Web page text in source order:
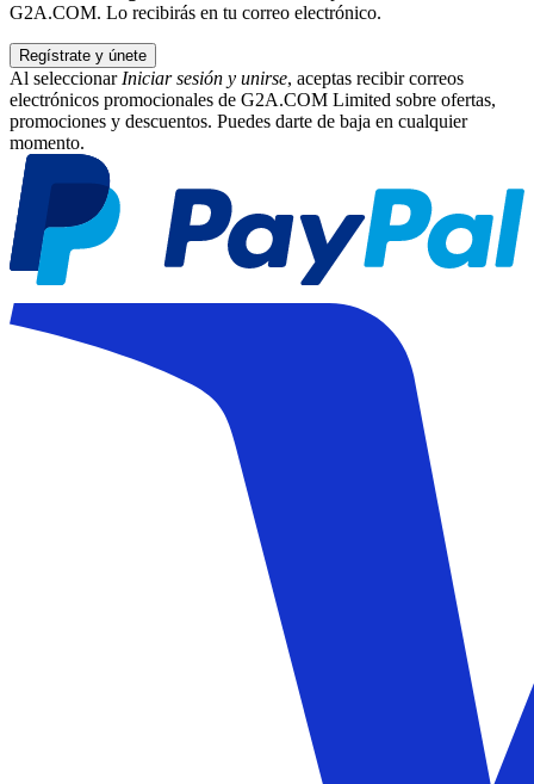
G2A.COM. Lo recibirás en tu correo electrónico.
Regístrate y únete
Al seleccionar Iniciar sesión y unirse, aceptas recibir correos
electrónicos promocionales de G2A.COM Limited sobre ofertas,
promociones y descuentos. Puedes darte de baja en cualquier
momento.